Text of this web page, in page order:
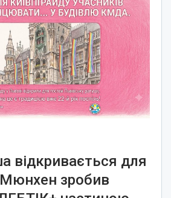
відкривається для
зробив